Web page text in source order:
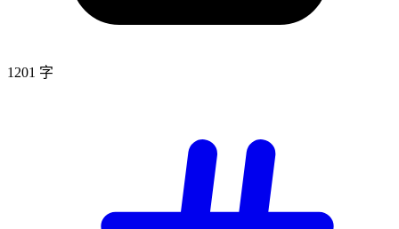
1201 字